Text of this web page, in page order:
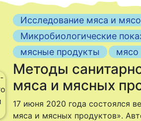
Исследование мяса и
Микробиологические
мясные продукты
мясо
Методы
мяса и мясных
17 июня 2020 года состоялся
мяса и мясных продуктов».